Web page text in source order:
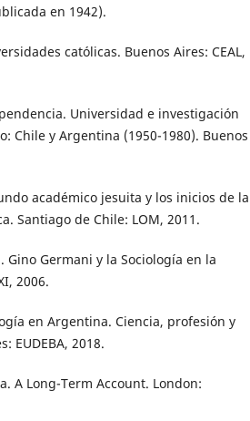
en 1942).
católicas. Buenos Aires: CEAL,
Universidad e investigación
Chile y Argentina (1950-1980). Buenos
académico jesuita y los inicios de la
Santiago de Chile: LOM, 2011.
Gino Germani y la Sociología en la
2006.
en Argentina. Ciencia, profesión y
EUDEBA, 2018.
A Long-Term Account. London: